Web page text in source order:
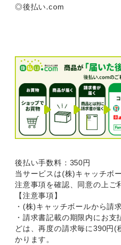
◎後払い.com
後払い手数料：350円
当サービスは(株)キャッチボ
注意事項を確認、同意の上ご
【注意事項】
・(株)キャッチボールから請
・請求書記載の期限内にお支
どは、再度の請求毎に390円(
かります。